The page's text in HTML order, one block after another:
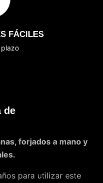
FÁCILES
de
forjados a mano y
para utilizar este